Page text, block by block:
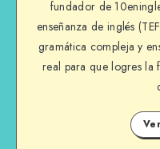
fundador de
enseñanza de inglés
gramática compleja y
real para que logres la